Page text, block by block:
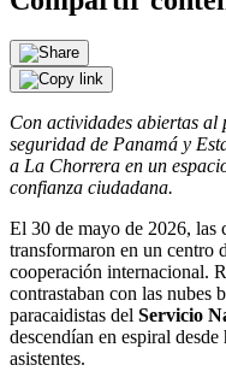
Con actividades abiertas
seguridad de Panamá y
a La Chorrera en un
confianza ciudadana.
El 30 de mayo de 2026, las
transformaron en un centro
cooperación internacional.
contrastaban con las nubes
paracaidistas del Servicio
descendían en espiral
asistentes.